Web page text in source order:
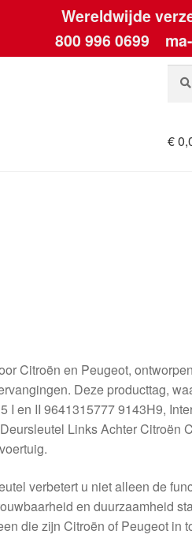
Wereldwijde
800 996 0699
naar:
€
Citroën en Peugeot,
Deze producttag,
I en II 9641315777 9143H9,
Links Achter Citroën
verbetert u niet alleen de
en duurzaamheid
die zijn Citroën of Peugeot in